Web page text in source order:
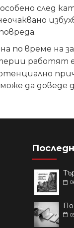
след
време на
да доведе